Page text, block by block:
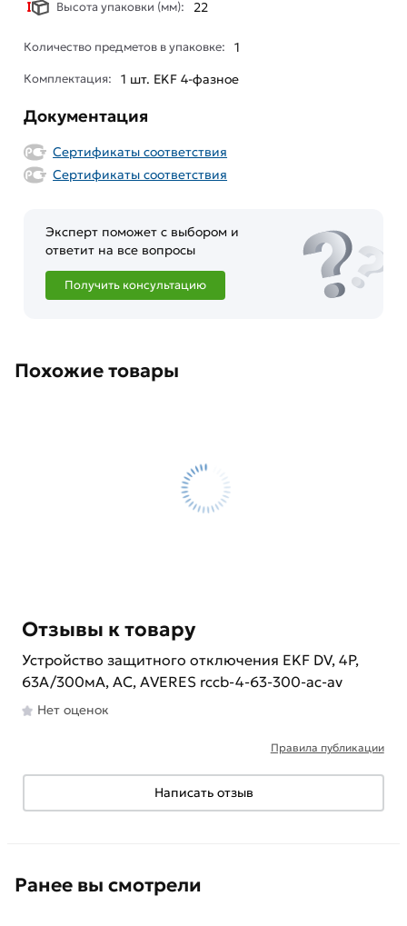
Высота упаковки (мм): 22
Количество предметов в упаковке: 1
Комплектация: 1 шт. EKF 4-фазное
Документация
Сертификаты соответствия
Сертификаты соответствия
Эксперт поможет с выбором и
ответит на все вопросы
Получить консультацию
Похожие товары
Отзывы к товару
Устройство защитного отключения EKF DV, 4P,
63А/300мА, AC, AVERES rccb-4-63-300-ac-av
Нет оценок
Правила публикации
Написать отзыв
Ранее вы смотрели